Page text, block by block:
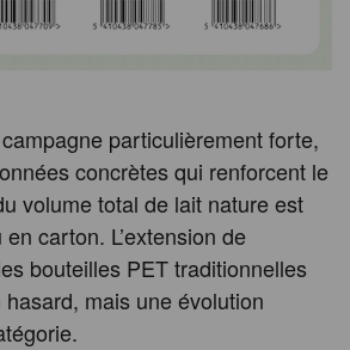
particulièrement forte,
concrètes qui renforcent le
volume total de lait nature est
carton. L’extension de
bouteilles PET traditionnelles
hasard, mais une évolution